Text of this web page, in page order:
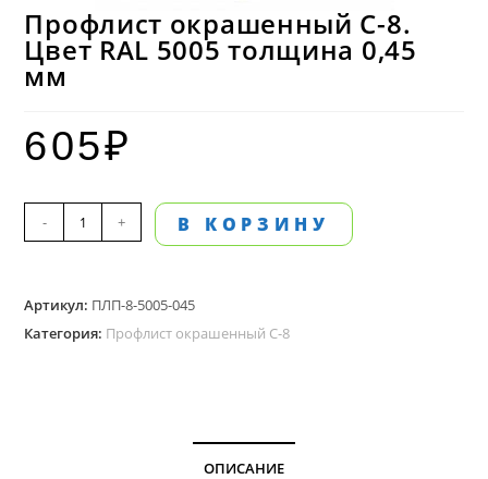
Профлист окрашенный С-8.
Цвет RAL 5005 толщина 0,45
мм
605₽
Количество
товара
окрашенный
С-8.
- + В КОРЗИНУ
Артикул: ПЛП-8-5005-045
Категория: Профлист окрашенный С-8
ОПИСАНИЕ